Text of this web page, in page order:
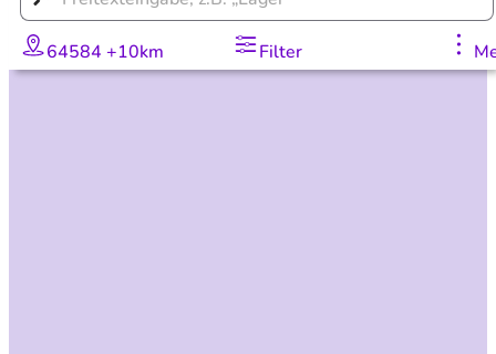
64584 +10km Filter